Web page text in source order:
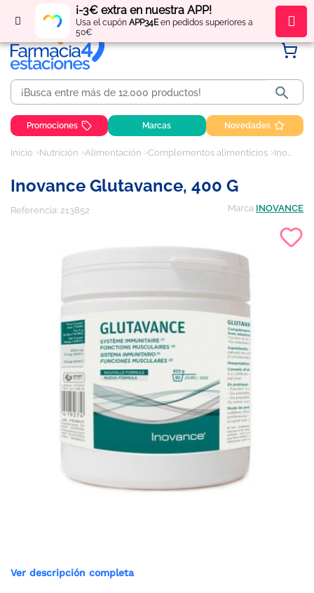
¡-3€ extra en nuestra APP!
Usa el cupón APP34Een pedidos superiores a
50€
Regístratey obténpuntos por tus compras

Promociones Marcas Novedades
Inicio Nutrición Alimentación Complementos alimenticios Inovance Glutavance, 400 g
Inovance Glutavance, 400 G
Referencia: 213852 Marca INOVANCE
Ver descripción completa